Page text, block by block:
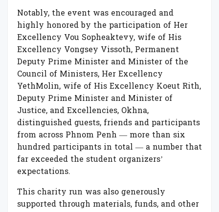
Notably, the event was encouraged and
highly honored by the participation of Her
Excellency Vou Sopheaktevy, wife of His
Excellency Vongsey Vissoth, Permanent
Deputy Prime Minister and Minister of the
Council of Ministers, Her Excellency
YethMolin, wife of His Excellency Koeut Rith,
Deputy Prime Minister and Minister of
Justice, and Excellencies, Okhna,
distinguished guests, friends and participants
from across Phnom Penh — more than six
hundred participants in total — a number that
far exceeded the student organizers’
expectations.
This charity run was also generously
supported through materials, funds, and other